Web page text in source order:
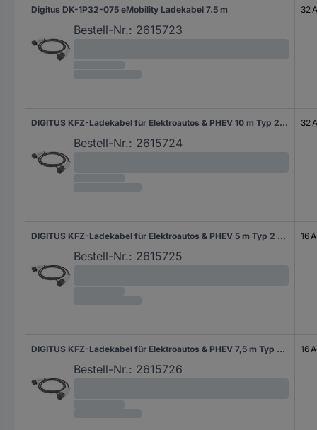
Digitus DK-1P32-075 eMobility Ladekabel 7.5 m
Bestell-Nr.: 2615723
32 A
DIGITUS KFZ-Ladekabel für Elektroautos & PHEV 10 m Typ 2 auf Typ 2 Mode 3 - 1
Bestell-Nr.: 2615724
32 A
DIGITUS KFZ-Ladekabel für Elektroautos & PHEV 5 m Typ 2 auf Typ 2 Mode 3 3-P
Bestell-Nr.: 2615725
16 A
DIGITUS KFZ-Ladekabel für Elektroautos & PHEV 7,5 m Typ 2 auf Typ 2 Mode 3 3
Bestell-Nr.: 2615726
16 A